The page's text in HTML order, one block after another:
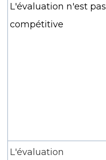
L'évaluation n'est pas
compétitive
L'évaluation